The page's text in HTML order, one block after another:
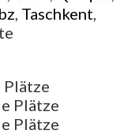
Taschkent
Plätze
Plätze